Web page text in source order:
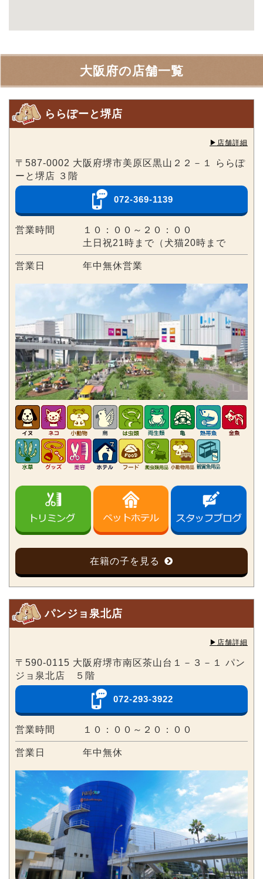
大阪府の店舗一覧
ららぽーと堺店
▶︎店舗詳細
〒587-0002 大阪府堺市美原区黒山２２－１ ららぽ
ーと堺店 ３階
072-369-1139
営業時間
１０：００～２０：００
土日祝21時まで（犬猫20時まで
営業日 年中無休営業
在籍の子を見る
パンジョ泉北店
▶︎店舗詳細
〒590-0115 大阪府堺市南区茶山台１－３－１ パン
ジョ泉北店 ５階
072-293-3922
営業時間 １０：００～２０：００
営業日 年中無休